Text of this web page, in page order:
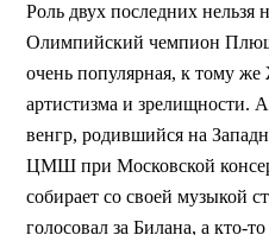
Роль двух последних нельзя
Олимпийский чемпион
очень популярная, к тому
артистизма и зрелищности.
венгр, родившийся на
ЦМШ при Московской
собирает со своей музыкой
голосовал за Билана, а кто-